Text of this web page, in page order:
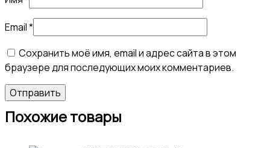
Email*
Сохранить моё имя, email и адрес сайта в этом
браузере для последующих моих комментариев.
Похожие товары